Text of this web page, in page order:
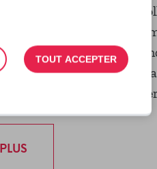
technicien·nes de
de l’ESS ou du
du Solilab et de son
desEcossolieset de
la gestion
TOUT ACCEPTER